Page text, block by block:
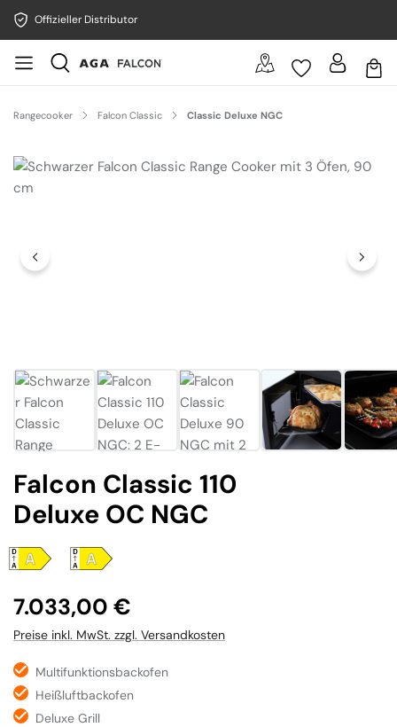
Offizieller Distributor
Rangecooker Falcon Classic Classic Deluxe NGC
Bildergalerie überspringen
Falcon Classic 110
Deluxe OC NGC
Regulärer Preis:
7.033,00 €
Preise inkl. MwSt. zzgl. Versandkosten
Multifunktionsbackofen
Heißluftbackofen
Deluxe Grill